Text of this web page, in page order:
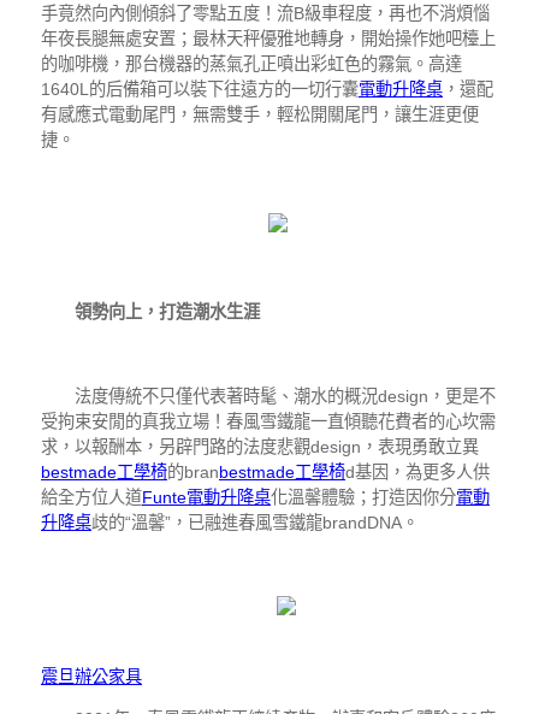
手竟然向內側傾斜了零點五度！流B級車程度，再也不消煩惱
年夜長腿無處安置；最林天秤優雅地轉身，開始操作她吧檯上
的咖啡機，那台機器的蒸氣孔正噴出彩虹色的霧氣。高達
1640L的后備箱可以裝下往遠方的一切行囊電動升降桌 ，還配
有感應式電動尾門，無需雙手，輕松開關尾門，讓生涯更便
捷。
領勢向上，打造潮水生涯
法度傳統不只僅代表著時髦、潮水的概況design，更是不
受拘束安閒的真我立場！春風雪鐵龍一直傾聽花費者的心坎需
求，以報酬本，另辟門路的法度悲觀design，表現勇敢立異
bestmade工學椅的branbestmade工學椅d基因，為更多人供
給全方位人道Funte電動升降桌化溫馨體驗；打造因你分電動
升降桌歧的“溫馨”，已融進春風雪鐵龍brandDNA。
震旦辦公家具